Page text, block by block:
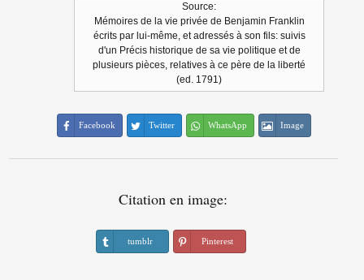
Source:
Mémoires de la vie privée de Benjamin Franklin
écrits par lui-même, et adressés à son fils: suivis
d'un Précis historique de sa vie politique et de
plusieurs pièces, relatives à ce père de la liberté
(ed. 1791)
Facebook Twitter WhatsApp Image
Citation en image:
tumblr Pinterest